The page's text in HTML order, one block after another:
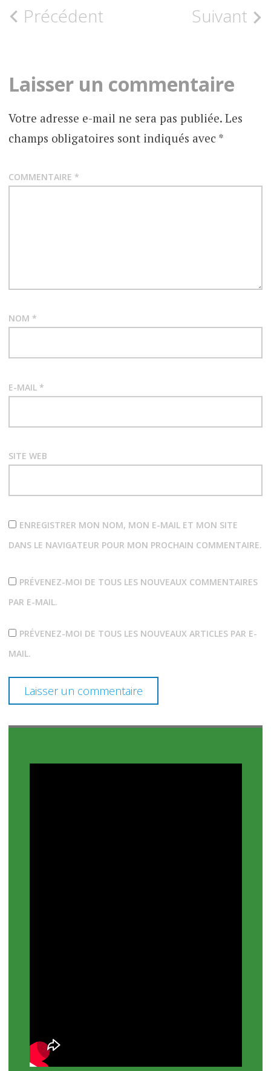
Navigation
articles
Précédent Suivant
Laisser un commentaire
Votre adresse e-mail ne sera pas publiée. Les
champs obligatoires sont indiqués avec *
COMMENTAIRE *
NOM *
E-MAIL *
SITE WEB
ENREGISTRER MON NOM, MON E-MAIL ET MON SITE
DANS LE NAVIGATEUR POUR MON PROCHAIN COMMENTAIRE.
PRÉVENEZ-MOI DE TOUS LES NOUVEAUX COMMENTAIRES
PAR E-MAIL.
PRÉVENEZ-MOI DE TOUS LES NOUVEAUX ARTICLES PAR E-
MAIL.